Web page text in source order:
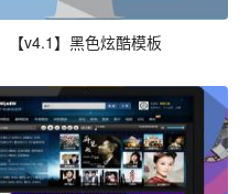
【v4.1】黑色炫酷模板